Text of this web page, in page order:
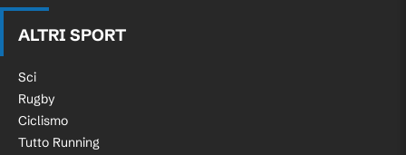
ALTRI SPORT
Sci
Rugby
Ciclismo
Tutto Running